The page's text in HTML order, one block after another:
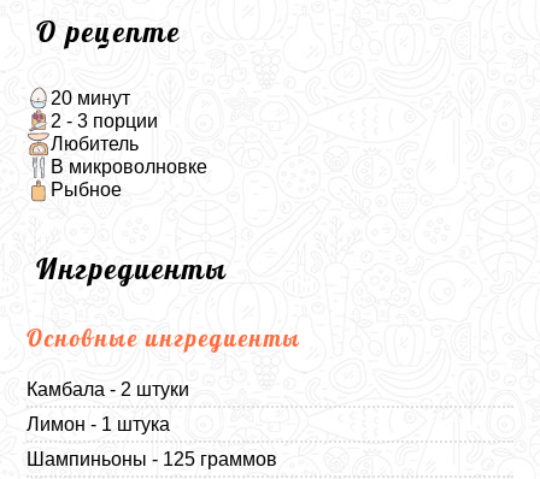
О рецепте
20 минут
2 - 3 порции
Любитель
В микроволновке
Рыбное
Ингредиенты
Основные ингредиенты
Камбала - 2 штуки
Лимон - 1 штука
Шампиньоны - 125 граммов